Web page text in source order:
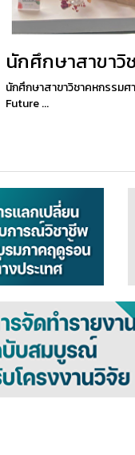
นักศึกษาสาขาวิ
นักศึกษาสาขาวิชาคหกรรมศ
Future ...